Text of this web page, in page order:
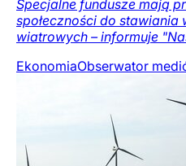
Specjalne fundusze mają
społeczności do stawiania
wiatrowych – informuje
EkonomiaObserwator